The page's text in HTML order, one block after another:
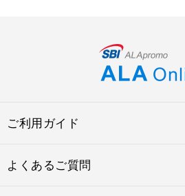
ご利用ガイド
よくあるご質問